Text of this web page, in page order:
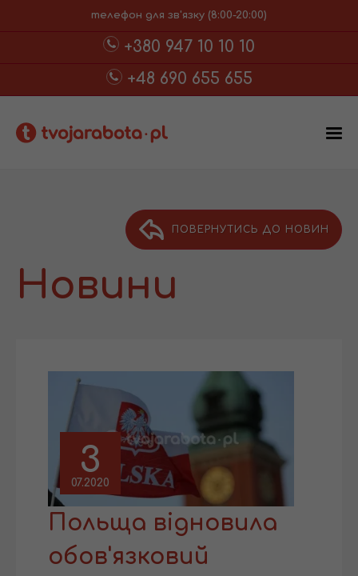
телефон для зв'язку (8:00-20:00)
+380 947 10 10 10
+48 690 655 655
ПОВЕРНУТИСЬ ДО НОВИН
Новини
3
07.2020
Польща відновила
обов'язковий